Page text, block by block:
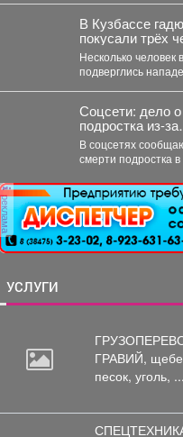
В Кузбассе
покусали трёх
жуткие
Несколько человек
подверглись
инспекторы ГАИ....
Соцсети: дело
подростка из-за
"охотников" в
получило
развитие
В соцсетях
смерти подростка в
реклама
УСЛУГИ
ГРАВИЙ,
песок, уголь, ...